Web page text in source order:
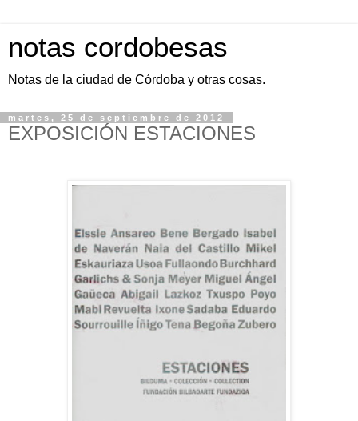
notas cordobesas
Notas de la ciudad de Córdoba y otras cosas.
martes, 25 de septiembre de 2012
EXPOSICIÓN ESTACIONES